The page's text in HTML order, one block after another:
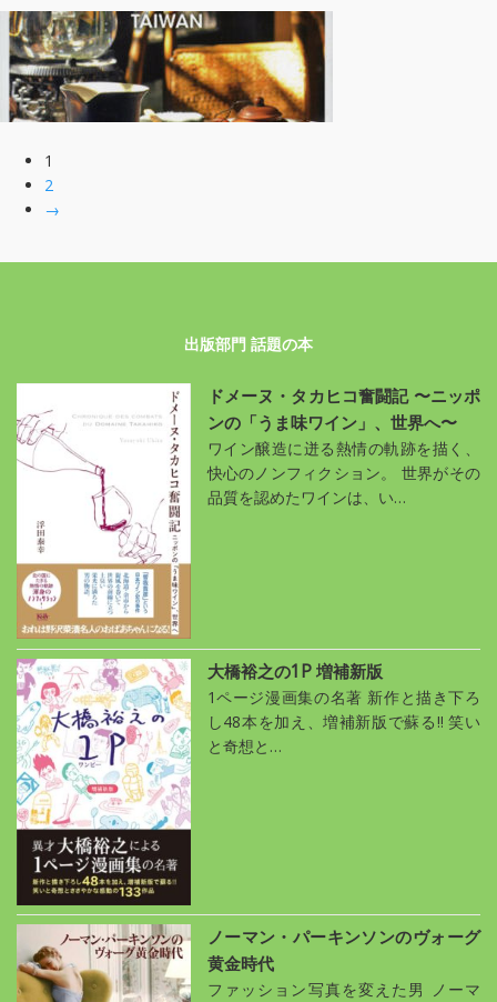
1
2
→
出版部門 話題の本
ドメーヌ・タカヒコ奮闘記 〜ニッポ
ンの「うま味ワイン」、世界へ〜
ワイン醸造に迸る熱情の軌跡を描く、
快心のノンフィクション。 世界がその
品質を認めたワインは、い…
大橋裕之の1P 増補新版
1ページ漫画集の名著 新作と描き下ろ
し48本を加え、増補新版で蘇る!! 笑い
と奇想と…
ノーマン・パーキンソンのヴォーグ
黄金時代
ファッション写真を変えた男 ノーマ